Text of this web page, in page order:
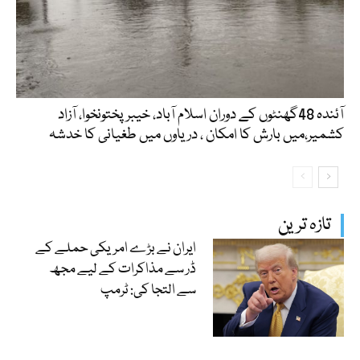
تازہ ترین
ایران نے بڑے امریکی حملے کے
ڈر سے مذاکرات کے لیے مجھ
سے التجا کی: ٹرمپ
آئندہ 48گھنٹوں کے دوران اسلام آباد، خیبرپختونخوا، آزاد
کشمیر،میں بارش کا امکان ، دریاوں میں طغیانی کا خدشہ